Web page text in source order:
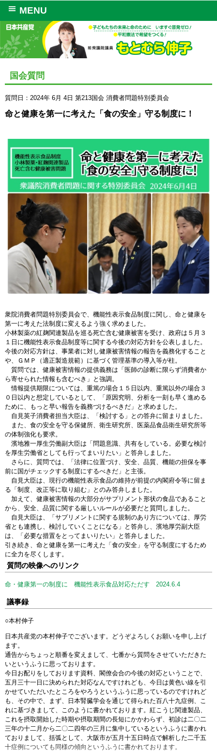
MENU
国会質問
質問日：2024年 6月 4日 第213国会 消費者問題特別委員会
命と健康を第一に考えた「食の安全」守る制度に！
衆院消費者問題特別委員会で、機能性表示食品制度に関し、命と健康を
第一に考えた法制度に変えるよう強く求めました。
小林製薬の紅麹関連製品を巡る死亡含む健康被害を受け、政府は５月３
１日に機能性表示食品制度等に関する今後の対応方針を公表しました。
今後の対応方針は、事業者に対し健康被害情報の報告を義務化すること
や、ＧＭＰ（適正製造規範）に基づく管理基準の導入等が柱。
質問では、健康被害情報の提供義務は「医師の診断に限らず消費者か
ら寄せられた情報も含むべき」と強調。
情報提供期限については、重篤の場合１５日以内、重篤以外の場合３
０日以内と想定しているとして、「原因究明、分析を一刻も早く進める
ために、もっと早い報告を義務づけるべきだ」と求めました。
自見英子消費者担当大臣は、「検討する」との答弁に留まりました。
また、食の安全を守る保健所、衛生研究所、医薬品食品衛生研究所等
の体制強化も要求。
濱地雅一厚生労働副大臣は「問題意識、共有をしている。必要な検討
を厚生労働省としても行ってまいりたい」と答弁しました。
さらに、質問では、「法律に位置づけ、安全、品質、機能の担保を事
前に国がチェックする制度にするべきだ」と主張。
自見大臣は、現行の機能性表示食品の維持が前提の内閣府令等に留ま
る「制度、改正等に取り組む」とのみ答弁しました。
加えて、健康被害情報の大部分がサプリメント形状の食品であること
から、安全、品質に関する厳しいルールが必要だと質問しました。
自見大臣は、「サプリメントに関する規制のあり方については、厚労
省とも連携し、検討していくことになる」と答弁し、濱地厚労副大臣
は、「必要な措置をとってまいりたい」と答弁しました。
引き続き、命と健康を第一に考えた「食の安全」を守る制度にするため
に全力を尽くします。
質問の映像へのリンク
命・健康第一の制度に 機能性表示食品対応ただす 2024.6.4
議事録
○本村伸子
日本共産党の本村伸子でございます。どうぞよろしくお願いを申し上げ
ます。
通告からちょっと順番を変えまして、七番から質問をさせていただきた
いというふうに思っております。
今日お配りをしております資料、閣僚会合の今後の対応ということで、
五月三十一日に決められた対応なんですけれども、今日は黄色い線を引
かせていただいたところをやろうというふうに思っているのですけれど
も、その中で、まず、日本腎臓学会を通じて得られた百八十九症例、こ
れに基づきまして、このように書かれております。紅こうじ関連製品、
これを摂取開始した時期や摂取期間の長短にかかわらず、初診は二〇二
三年の十二月から二〇二四年の三月に集中しているというふうに書かれ
ておりまして、括弧として、大阪市が五月十五日時点で解析した二千五
十症例についても同様の傾向というふうに書かれております。